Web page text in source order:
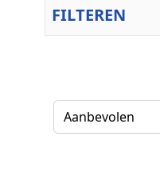
FILTEREN